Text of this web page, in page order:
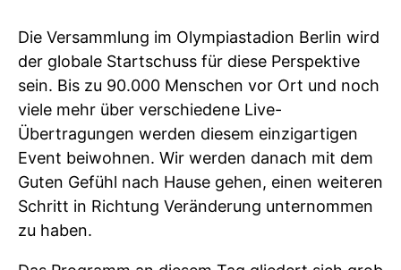
Die Versammlung im Olympiastadion Berlin wird
der globale Startschuss für diese Perspektive
sein. Bis zu 90.000 Menschen vor Ort und noch
viele mehr über verschiedene Live-
Übertragungen werden diesem einzigartigen
Event beiwohnen. Wir werden danach mit dem
Guten Gefühl nach Hause gehen, einen weiteren
Schritt in Richtung Veränderung unternommen
zu haben.